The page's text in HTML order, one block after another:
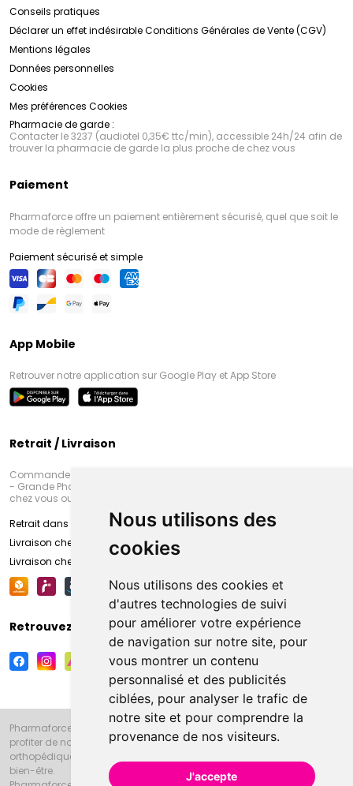
Nous utilisons des
cookies
Nous utilisons des cookies et
d'autres technologies de suivi
pour améliorer votre expérience
de navigation sur notre site, pour
vous montrer un contenu
personnalisé et des publicités
ciblées, pour analyser le trafic de
notre site et pour comprendre la
provenance de nos visiteurs.
J'accepte
Conseils pratiques
Déclarer un effet indésirableConditions Générales de Vente (CGV)
Mentions légales
Données personnelles
Cookies
Mes préférences Cookies
Pharmacie de garde :
Contacter le 3237 (audiotel 0,35€ ttc/min), accessible 24h/24 afin de
trouver la pharmacie de garde la plus proche de chez vous
Paiement
Pharmaforce offre un paiement entièrement sécurisé, quel que soit le
mode de règlement
Paiement sécurisé et simple
App Mobile
Retrouver notre application sur Google Play et App Store
Retrait / Livraison
Commandez en ligne et venez chercher votre commande à Amiens
- Grande Pharmacie d’Amiens (Fachon) ou recevez-là rapidement
chez vous ou en point retrait
Retrait dans la pharmacie d’Amiens
Livraison chez vous
Livraison chez votre commerçant
Retrouvez-nous sur vos réseaux sociaux
Pharmaforce.fr et la Grande Pharmacie d’Amiens vous souhaitent de
profiter de notre accueil, de nos conseils pharmaceutiques,
orthopédiques, homéopathiques, parapharmaceutiques, beauté et
bien-être.